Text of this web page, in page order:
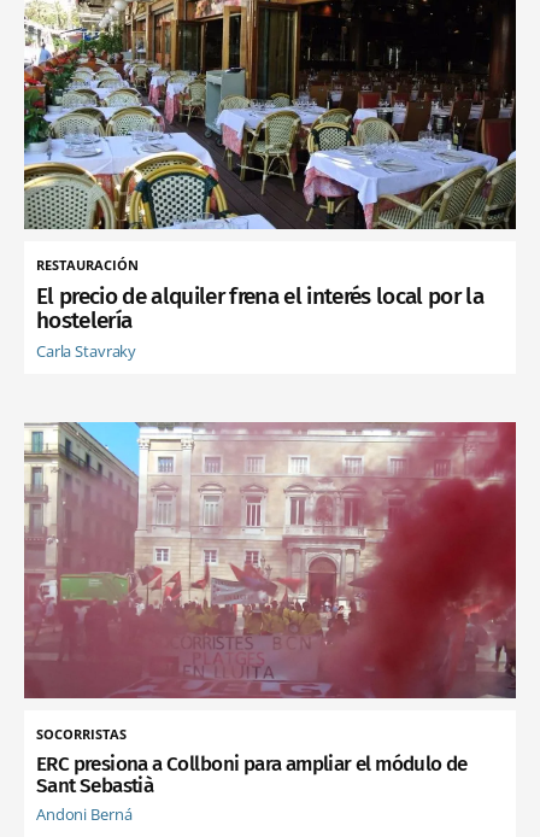
RESTAURACIÓN
El precio de alquiler frena el interés local por la
hostelería
Carla Stavraky
SOCORRISTAS
ERC presiona a Collboni para ampliar el módulo de
Sant Sebastià
Andoni Berná